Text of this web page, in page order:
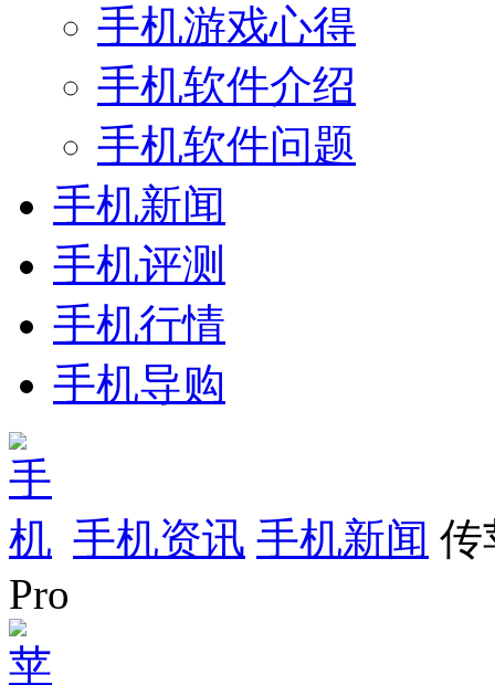
手机游戏心得
手机软件介绍
手机软件问题
手机新闻
手机评测
手机行情
手机导购
手机资讯 手机新闻 传
Pro